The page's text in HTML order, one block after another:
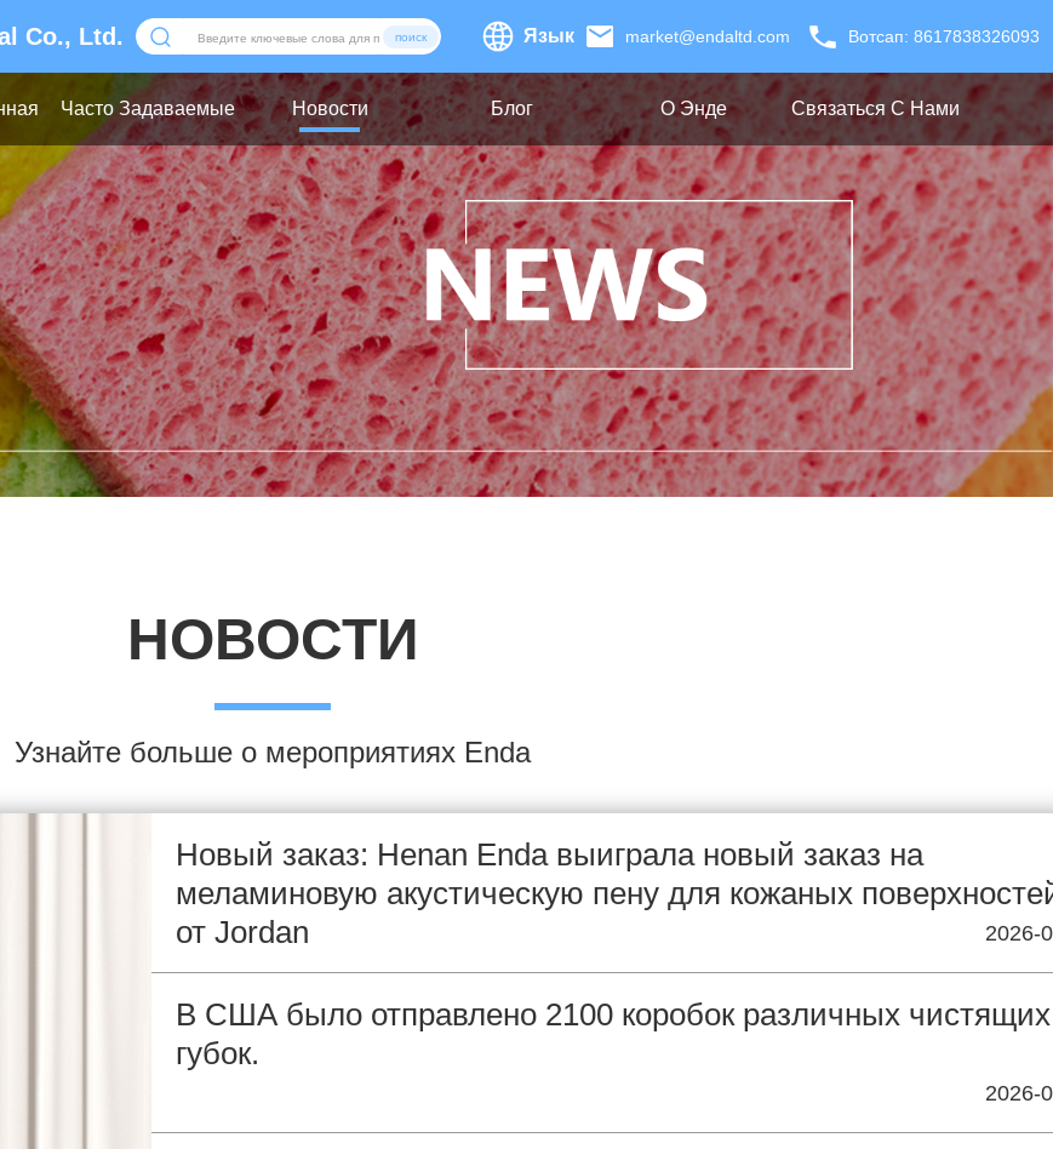
Co., Ltd. поиск Язык market@endaltd.com Вотсап: 8617838326093
Часто Задаваемые
Вопросы
Новости Блог О Энде Связаться С Нами
НОВОСТИ
Узнайте больше о мероприятиях Enda
Новый заказ: Henan Enda выиграла новый заказ на
меламиновую акустическую пену для кожаных
от Jordan
2026-
В США было отправлено 2100 коробок различных чистящих
губок.
2026-